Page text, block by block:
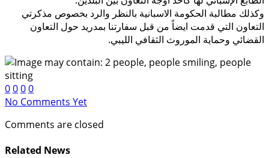
وكذلك مطالبة الحكومة الاسبانية بالنظر والرد بخصوص مذكرتي
التعاون التي قدمت ايضاً من قبل سفارتنا بمدريد حول التعاون
القضائي وحماية الموروث الثقافي الليبي.
0000
No Comments Yet
Comments are closed
Related News